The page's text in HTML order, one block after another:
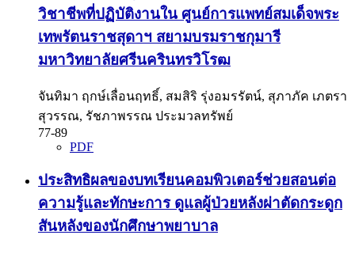
วิชาชีพที่ปฏิบัติงานใน ศูนย์การแพทย์สมเด็จพระ
เทพรัตนราชสุดาฯ สยามบรมราชกุมารี
มหาวิทยาลัยศรีนครินทรวิโรฒ
จันทิมา ฤกษ์เลื่อนฤทธิ์, สมสิริ รุ่งอมรรัตน์, สุภาภัค เภตรา
สุวรรณ, รัชภาพรรณ ประมวลทรัพย์
77-89
PDF
ประสิทธิผลของบทเรียนคอมพิวเตอร์ช่วยสอนต่อ
ความรู้และทักษะการ ดูแลผู้ป่วยหลังผ่าตัดกระดูก
สันหลังของนักศึกษาพยาบาล